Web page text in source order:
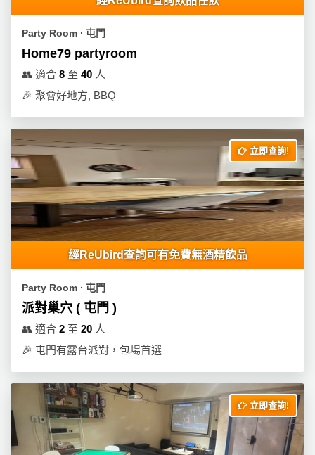
Party Room ∙ 屯門
Home79 partyroom
👥 適合 8 至 40 人
🎉 聚會好地方, BBQ
立即查詢!
經ReUbird查詢可有免費無酒精飲品
Party Room ∙ 屯門
派對巢穴 ( 屯門 )
👥 適合 2 至 20 人
🎉 屯門有露台派對，包場首選
立即查詢!